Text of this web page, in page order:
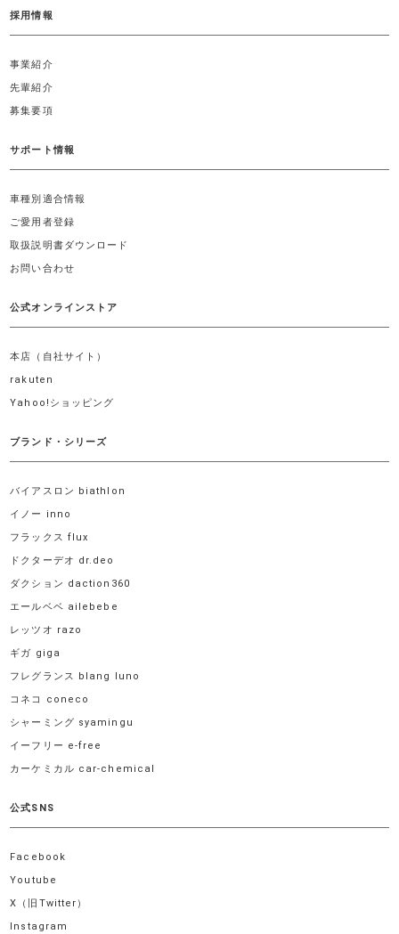
採用情報
事業紹介
先輩紹介
募集要項
サポート情報
車種別適合情報
ご愛用者登録
取扱説明書ダウンロード
お問い合わせ
公式オンラインストア
本店（自社サイト）
rakuten
Yahoo!ショッピング
ブランド・シリーズ
バイアスロン biathlon
イノー inno
フラックス flux
ドクターデオ dr.deo
ダクション daction360
エールベベ ailebebe
レッツオ razo
ギガ giga
フレグランス blang luno
コネコ coneco
シャーミング syamingu
イーフリー e-free
カーケミカル car-chemical
公式SNS
Facebook
Youtube
X（旧Twitter）
Instagram